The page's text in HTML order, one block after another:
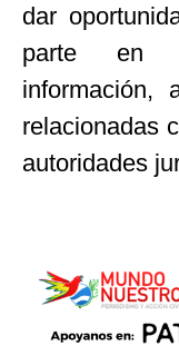
dar
parte en
información,
relacionadas
autoridades